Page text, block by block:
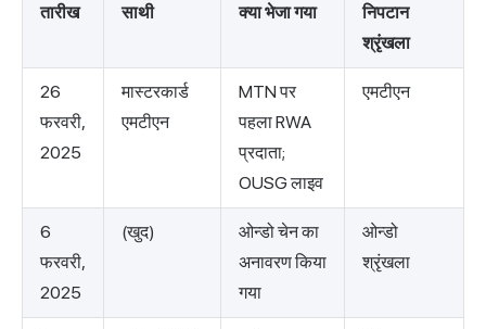
तारीख साथी क्या भेजा गया
निपटान
श्रृंखला
26
फरवरी,
2025
मास्टरकार्ड
एमटीएन
MTN पर
पहला RWA
प्रदाता;
OUSG लाइव
एमटीएन
6
फरवरी,
2025
(खुद)
ओन्डो चेन का
अनावरण किया
गया
ओन्डो
श्रृंखला